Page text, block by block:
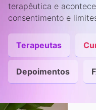
terapêutica e
consentimento e
Terapeutas
Depoimentos